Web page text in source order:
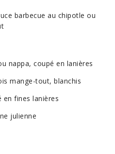
barbecue au chipotle ou
nappa, coupé en lanières
mange-tout, blanchis
en fines lanières
julienne